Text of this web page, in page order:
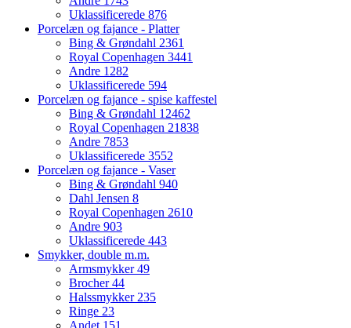
Uklassificerede 876
Porcelæn og fajance - Platter
Bing & Grøndahl 2361
Royal Copenhagen 3441
Andre 1282
Uklassificerede 594
Porcelæn og fajance - spise kaffestel
Bing & Grøndahl 12462
Royal Copenhagen 21838
Andre 7853
Uklassificerede 3552
Porcelæn og fajance - Vaser
Bing & Grøndahl 940
Dahl Jensen 8
Royal Copenhagen 2610
Andre 903
Uklassificerede 443
Smykker, double m.m.
Armsmykker49
Brocher44
Halssmykker235
Ringe 23